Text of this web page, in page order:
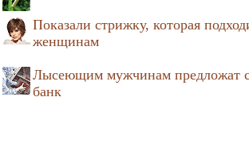
Показали стрижку, которая
женщинам
Лысеющим мужчинам предложат
банк